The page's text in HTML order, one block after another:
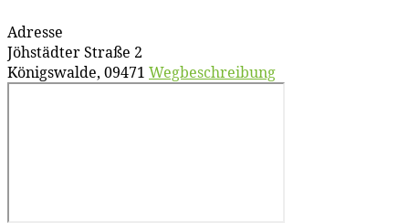
Adresse
Jöhstädter Straße 2
Königswalde, 09471 Wegbeschreibung